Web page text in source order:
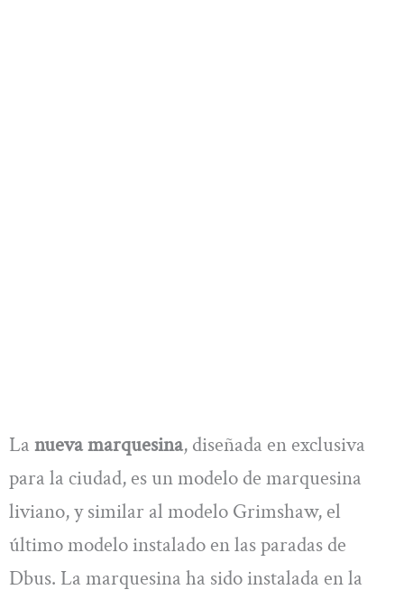
La nueva marquesina, diseñada en exclusiva
para la ciudad, es un modelo de marquesina
liviano, y similar al modelo Grimshaw, el
último modelo instalado en las paradas de
Dbus. La marquesina ha sido instalada en la